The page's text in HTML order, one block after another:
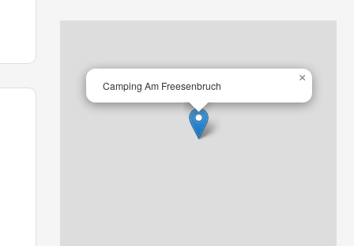
Camping Am Freesenbruch
×